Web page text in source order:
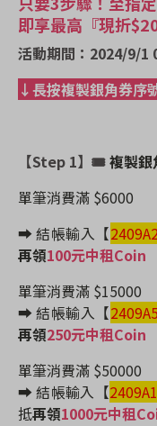
即享最高『現折
活動期間：2024/9/1
↓長按複製銀角券序
【Step 1】🎟複製銀
單筆消費滿 $6000
➡️ 結帳輸入【
再領100元中租Coin
單筆消費滿 $15000
➡️ 結帳輸入【
再領250元中租Coin
單筆消費滿 $50000
➡️ 結帳輸入【
抵再領1000元中租